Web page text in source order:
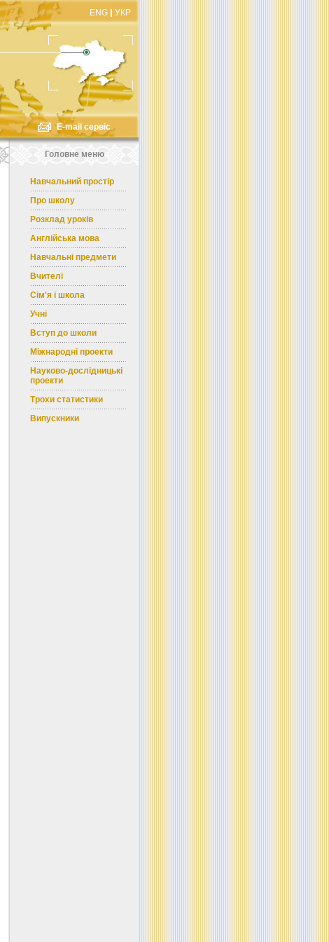
ENG УКР
Головне меню
E-mail сервіс
Навчальний простір
Про школу
Розклад уроків
Англійська мова
Навчальні предмети
Вчителі
Сім'я і школа
Учні
Вступ до школи
Міжнародні проекти
Науково-дослідницькі
проекти
Трохи статистики
Випускники